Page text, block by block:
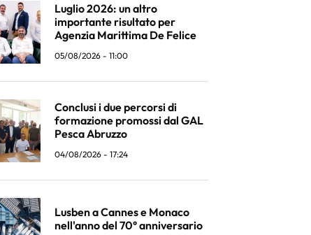
Luglio 2026: un altro
importante risultato per
Agenzia Marittima De Felice
05/08/2026 - 11:00
Conclusi i due percorsi di
formazione promossi dal GAL
Pesca Abruzzo
04/08/2026 - 17:24
Lusben a Cannes e Monaco
nell'anno del 70° anniversario